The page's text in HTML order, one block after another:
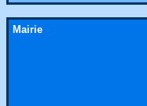
Mairie